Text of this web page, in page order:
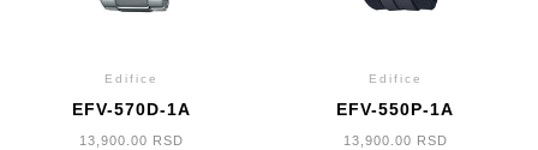
Edifice
EFV-570D-1A
13,900.00 RSD
Edifice
EFV-550P-1A
13,900.00 RSD